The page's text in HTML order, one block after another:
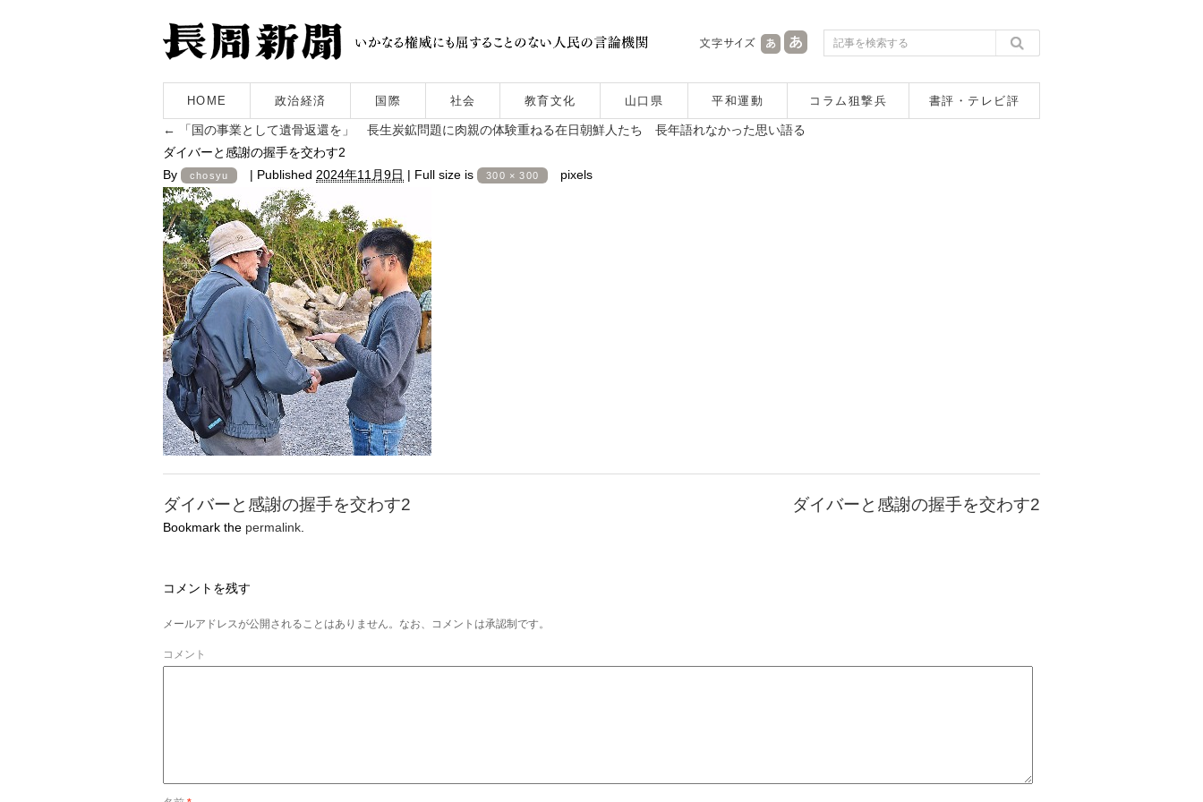
HOME 政治経済 国際 社会 教育文化 山口県 平和運動 コラム狙撃兵 書評・テレビ評
←
「国の事業として遺骨返還を」 長生炭鉱問題に肉親の体験重ねる在日朝鮮人たち 長年語れなかった思い語る
ダイバーと感謝の握手を交わす2
By
chosyu | Published 2024年11月9日 | Full size is 300 × 300 pixels
ダイバーと感謝の握手を交わす2 ダイバーと感謝の握手を交わす2
Bookmark the permalink
コメントを残す
メールアドレスが公開されることはありません。なお、コメントは承認制です。
コメント